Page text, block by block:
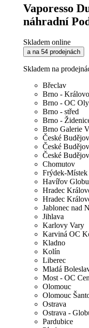
Vaporesso
náhradní
Skladem online
a na 54 prodejnách
Skladem na
Břeclav
Brno -
Brno - OC
Brno - střed
Brno -
Brno Galerie
České
České
České
Chomutov
Frýdek-Místek
Havířov
Hradec
Hradec
Jablonec nad
Jihlava
Karlovy Vary
Karviná OC
Kladno
Kolín
Liberec
Mladá
Most - OC
Olomouc
Olomouc
Ostrava
Ostrava -
Pardubice